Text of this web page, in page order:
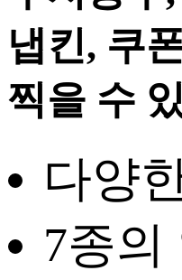
냅킨, 쿠
찍을 수
다양
7종의